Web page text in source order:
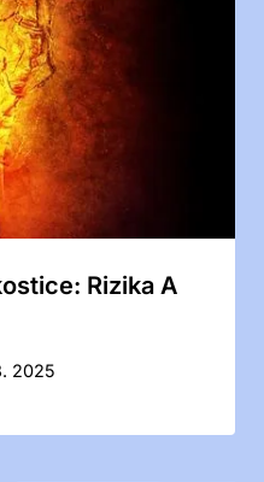
Rizika A
2025